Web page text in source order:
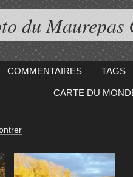
du Maurepas
COMMENTAIRES TAGS
CARTE DU